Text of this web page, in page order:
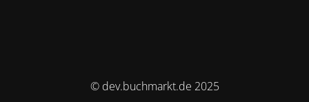
© dev.buchmarkt.de 2025